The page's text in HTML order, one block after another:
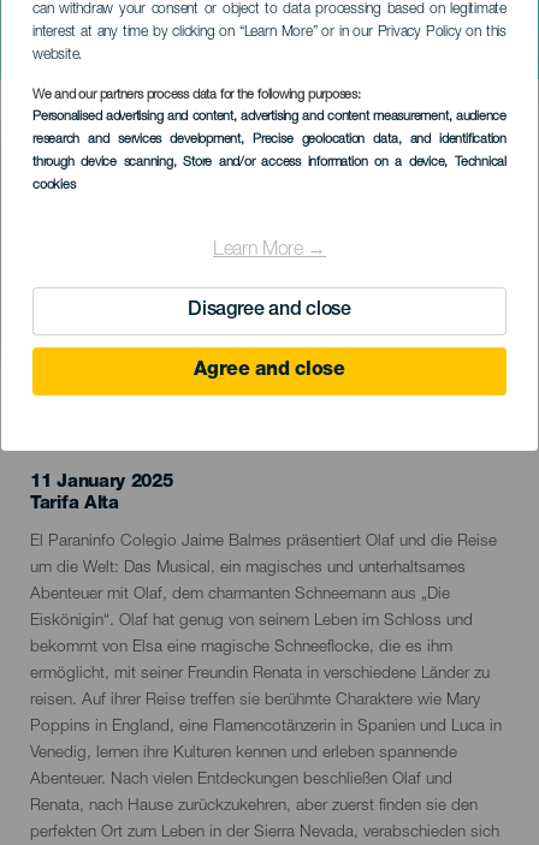
can withdraw your consent or object to data processing based on legitimate
interest at any time by clicking on “Learn More” or in our Privacy Policy on this
website.
We and our partners process data for the following purposes:
Personalised advertising and content, advertising and content measurement, audience
research and services development, Precise geolocation data, and identification
through device scanning, Store and/or access information on a device, Technical
cookies
Learn More →
Disagree and close
Agree and close
Olaf und die Reise um die
Welt: Das Musical.
Imagen
Listado
11 January 2025
Localidad
Tarifa Alta
Descripción
del
evento
El Paraninfo Colegio Jaime Balmes präsentiert Olaf und die Reise
um die Welt: Das Musical, ein magisches und unterhaltsames
Abenteuer mit Olaf, dem charmanten Schneemann aus „Die
Eiskönigin“. Olaf hat genug von seinem Leben im Schloss und
bekommt von Elsa eine magische Schneeflocke, die es ihm
ermöglicht, mit seiner Freundin Renata in verschiedene Länder zu
reisen. Auf ihrer Reise treffen sie berühmte Charaktere wie Mary
Poppins in England, eine Flamencotänzerin in Spanien und Luca in
Venedig, lernen ihre Kulturen kennen und erleben spannende
Abenteuer. Nach vielen Entdeckungen beschließen Olaf und
Renata, nach Hause zurückzukehren, aber zuerst finden sie den
perfekten Ort zum Leben in der Sierra Nevada, verabschieden sich